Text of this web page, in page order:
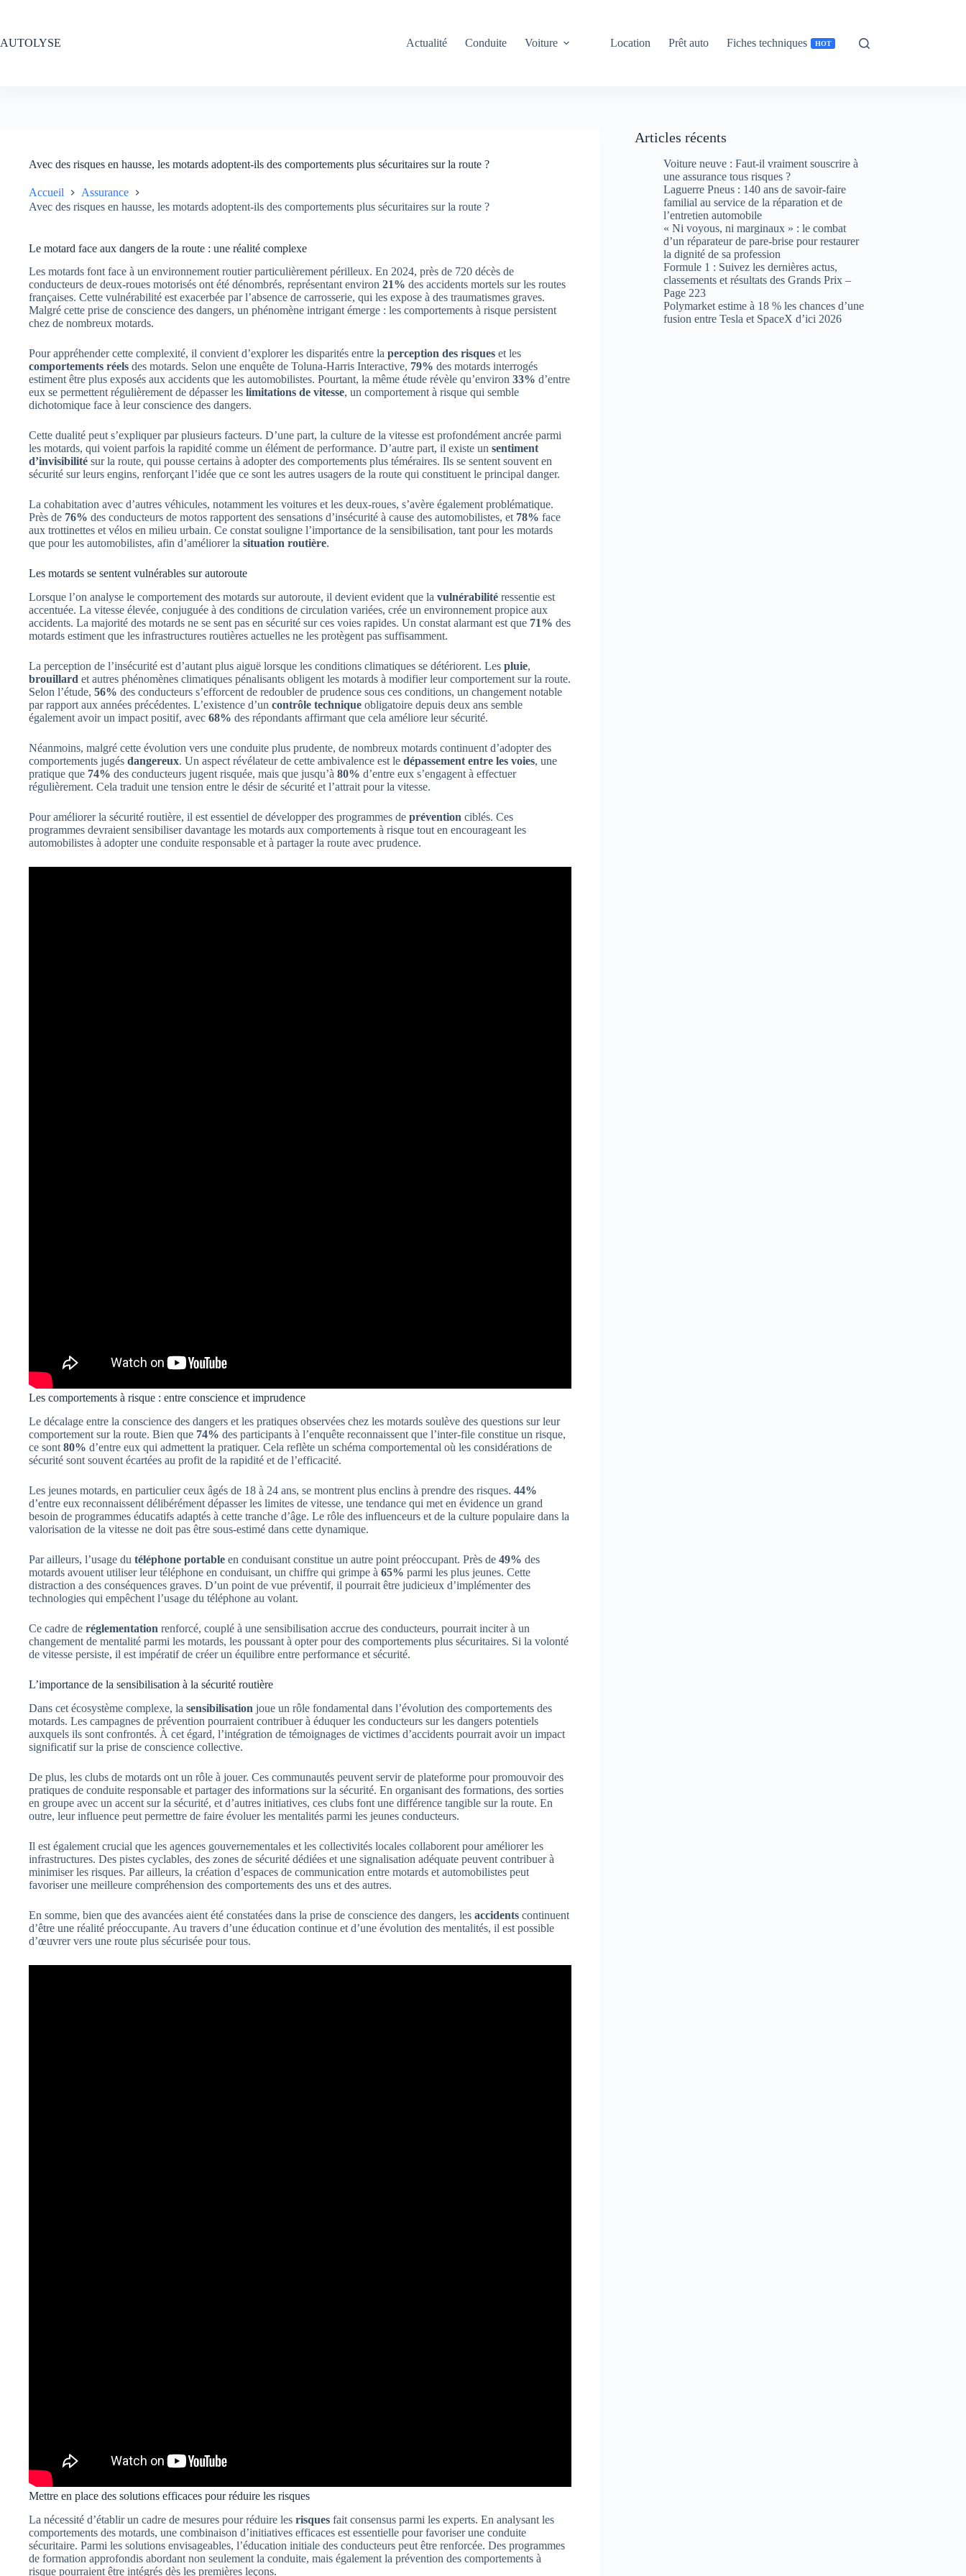
AUTOLYSE
Actualité Conduite Voiture Location Prêt auto Fiches techniques HOT
Avec des risques en hausse, les motards adoptent-ils des comportements plus sécuritaires sur la route ?
Accueil
Assurance
Avec des risques en hausse, les motards adoptent-ils des comportements plus sécuritaires sur la route ?
Le motard face aux dangers de la route : une réalité complexe
Les motards font face à un environnement routier particulièrement périlleux. En 2024, près de 720 décès de
conducteurs de deux-roues motorisés ont été dénombrés, représentant environ 21% des accidents mortels sur les routes
françaises. Cette vulnérabilité est exacerbée par l’absence de carrosserie, qui les expose à des traumatismes graves.
Malgré cette prise de conscience des dangers, un phénomène intrigant émerge : les comportements à risque persistent
chez de nombreux motards.
Pour appréhender cette complexité, il convient d’explorer les disparités entre la perception des risques et les
comportements réels des motards. Selon une enquête de Toluna-Harris Interactive, 79% des motards interrogés
estiment être plus exposés aux accidents que les automobilistes. Pourtant, la même étude révèle qu’environ 33% d’entre
eux se permettent régulièrement de dépasser les limitations de vitesse, un comportement à risque qui semble
dichotomique face à leur conscience des dangers.
Cette dualité peut s’expliquer par plusieurs facteurs. D’une part, la culture de la vitesse est profondément ancrée parmi
les motards, qui voient parfois la rapidité comme un élément de performance. D’autre part, il existe un sentiment
d’invisibilité sur la route, qui pousse certains à adopter des comportements plus téméraires. Ils se sentent souvent en
sécurité sur leurs engins, renforçant l’idée que ce sont les autres usagers de la route qui constituent le principal danger.
La cohabitation avec d’autres véhicules, notamment les voitures et les deux-roues, s’avère également problématique.
Près de 76% des conducteurs de motos rapportent des sensations d’insécurité à cause des automobilistes, et 78% face
aux trottinettes et vélos en milieu urbain. Ce constat souligne l’importance de la sensibilisation, tant pour les motards
que pour les automobilistes, afin d’améliorer la situation routière.
Les motards se sentent vulnérables sur autoroute
Lorsque l’on analyse le comportement des motards sur autoroute, il devient evident que la vulnérabilité ressentie est
accentuée. La vitesse élevée, conjuguée à des conditions de circulation variées, crée un environnement propice aux
accidents. La majorité des motards ne se sent pas en sécurité sur ces voies rapides. Un constat alarmant est que 71% des
motards estiment que les infrastructures routières actuelles ne les protègent pas suffisamment.
La perception de l’insécurité est d’autant plus aiguë lorsque les conditions climatiques se détériorent. Les pluie,
brouillard et autres phénomènes climatiques pénalisants obligent les motards à modifier leur comportement sur la route.
Selon l’étude, 56% des conducteurs s’efforcent de redoubler de prudence sous ces conditions, un changement notable
par rapport aux années précédentes. L’existence d’un contrôle technique obligatoire depuis deux ans semble
également avoir un impact positif, avec 68% des répondants affirmant que cela améliore leur sécurité.
Néanmoins, malgré cette évolution vers une conduite plus prudente, de nombreux motards continuent d’adopter des
comportements jugés dangereux. Un aspect révélateur de cette ambivalence est le dépassement entre les voies, une
pratique que 74% des conducteurs jugent risquée, mais que jusqu’à 80% d’entre eux s’engagent à effectuer
régulièrement. Cela traduit une tension entre le désir de sécurité et l’attrait pour la vitesse.
Pour améliorer la sécurité routière, il est essentiel de développer des programmes de prévention ciblés. Ces
programmes devraient sensibiliser davantage les motards aux comportements à risque tout en encourageant les
automobilistes à adopter une conduite responsable et à partager la route avec prudence.
Les comportements à risque : entre conscience et imprudence
Le décalage entre la conscience des dangers et les pratiques observées chez les motards soulève des questions sur leur
comportement sur la route. Bien que 74% des participants à l’enquête reconnaissent que l’inter-file constitue un risque,
ce sont 80% d’entre eux qui admettent la pratiquer. Cela reflète un schéma comportemental où les considérations de
sécurité sont souvent écartées au profit de la rapidité et de l’efficacité.
Les jeunes motards, en particulier ceux âgés de 18 à 24 ans, se montrent plus enclins à prendre des risques. 44%
d’entre eux reconnaissent délibérément dépasser les limites de vitesse, une tendance qui met en évidence un grand
besoin de programmes éducatifs adaptés à cette tranche d’âge. Le rôle des influenceurs et de la culture populaire dans la
valorisation de la vitesse ne doit pas être sous-estimé dans cette dynamique.
Par ailleurs, l’usage du téléphone portable en conduisant constitue un autre point préoccupant. Près de 49% des
motards avouent utiliser leur téléphone en conduisant, un chiffre qui grimpe à 65% parmi les plus jeunes. Cette
distraction a des conséquences graves. D’un point de vue préventif, il pourrait être judicieux d’implémenter des
technologies qui empêchent l’usage du téléphone au volant.
Ce cadre de réglementation renforcé, couplé à une sensibilisation accrue des conducteurs, pourrait inciter à un
changement de mentalité parmi les motards, les poussant à opter pour des comportements plus sécuritaires. Si la volonté
de vitesse persiste, il est impératif de créer un équilibre entre performance et sécurité.
L’importance de la sensibilisation à la sécurité routière
Dans cet écosystème complexe, la sensibilisation joue un rôle fondamental dans l’évolution des comportements des
motards. Les campagnes de prévention pourraient contribuer à éduquer les conducteurs sur les dangers potentiels
auxquels ils sont confrontés. À cet égard, l’intégration de témoignages de victimes d’accidents pourrait avoir un impact
significatif sur la prise de conscience collective.
De plus, les clubs de motards ont un rôle à jouer. Ces communautés peuvent servir de plateforme pour promouvoir des
pratiques de conduite responsable et partager des informations sur la sécurité. En organisant des formations, des sorties
en groupe avec un accent sur la sécurité, et d’autres initiatives, ces clubs font une différence tangible sur la route. En
outre, leur influence peut permettre de faire évoluer les mentalités parmi les jeunes conducteurs.
Il est également crucial que les agences gouvernementales et les collectivités locales collaborent pour améliorer les
infrastructures. Des pistes cyclables, des zones de sécurité dédiées et une signalisation adéquate peuvent contribuer à
minimiser les risques. Par ailleurs, la création d’espaces de communication entre motards et automobilistes peut
favoriser une meilleure compréhension des comportements des uns et des autres.
En somme, bien que des avancées aient été constatées dans la prise de conscience des dangers, les accidents continuent
d’être une réalité préoccupante. Au travers d’une éducation continue et d’une évolution des mentalités, il est possible
d’œuvrer vers une route plus sécurisée pour tous.
Mettre en place des solutions efficaces pour réduire les risques
La nécessité d’établir un cadre de mesures pour réduire les risques fait consensus parmi les experts. En analysant les
comportements des motards, une combinaison d’initiatives efficaces est essentielle pour favoriser une conduite
sécuritaire. Parmi les solutions envisageables, l’éducation initiale des conducteurs peut être renforcée. Des programmes
de formation approfondis abordant non seulement la conduite, mais également la prévention des comportements à
risque pourraient être intégrés dès les premières leçons.
Articles récents
Voiture neuve : Faut-il vraiment souscrire à
une assurance tous risques ?
Laguerre Pneus : 140 ans de savoir-faire
familial au service de la réparation et de
l’entretien automobile
« Ni voyous, ni marginaux » : le combat
d’un réparateur de pare-brise pour restaurer
la dignité de sa profession
Formule 1 : Suivez les dernières actus,
classements et résultats des Grands Prix –
Page 223
Polymarket estime à 18 % les chances d’une
fusion entre Tesla et SpaceX d’ici 2026